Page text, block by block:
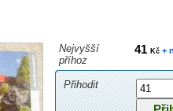
Nejvyšší
příhoz
41 Kč+
Přihodit